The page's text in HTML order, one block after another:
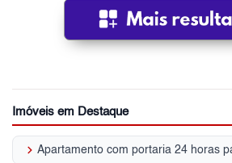
Imóveis em Destaque
keyboard_arrow_right